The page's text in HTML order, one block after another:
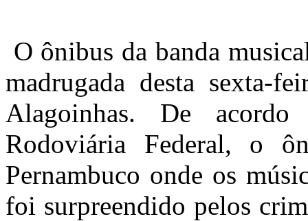
O ônibus da banda
madrugada desta sexta-
Alagoinhas. De
Rodoviária Federal, o
Pernambuco onde os
foi surpreendido pelos